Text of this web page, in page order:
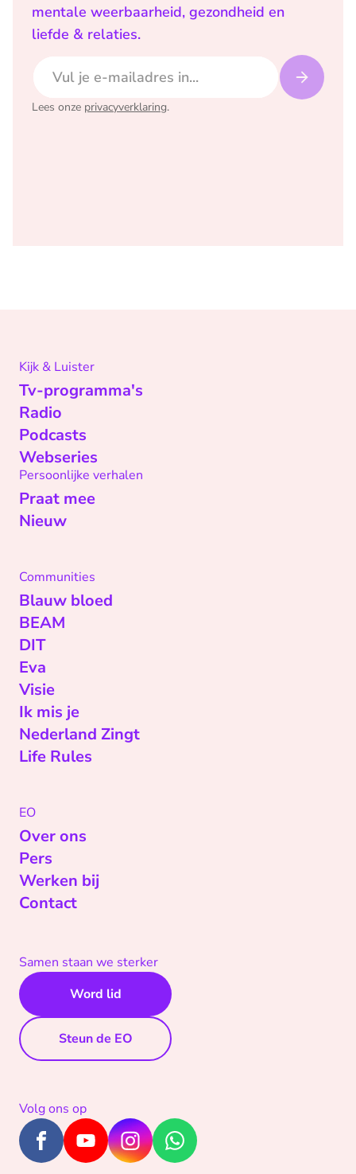
mentale weerbaarheid, gezondheid en
liefde & relaties.
Lees onze privacyverklaring.
Kijk & Luister
Tv-programma's
Radio
Podcasts
Webseries
Persoonlijke verhalen
Praat mee
Nieuw
Communities
Blauw bloed
BEAM
DIT
Eva
Visie
Ik mis je
Nederland Zingt
Life Rules
EO
Over ons
Pers
Werken bij
Contact
Samen staan we sterker
Word lid
Steun de EO
Volg ons op